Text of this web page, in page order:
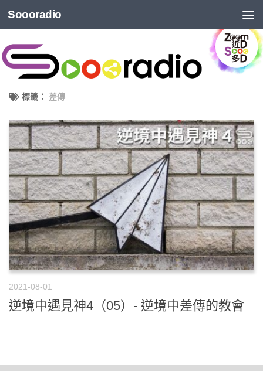
Soooradio
標籤： 差傳
2021-08-01
逆境中遇見神4（05）- 逆境中差傳的教會